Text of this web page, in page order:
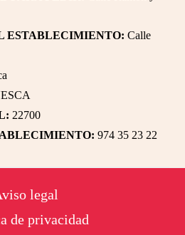
ESTABLECIMIENTO: Calle
22700
974 35 23 22
legal
de privacidad